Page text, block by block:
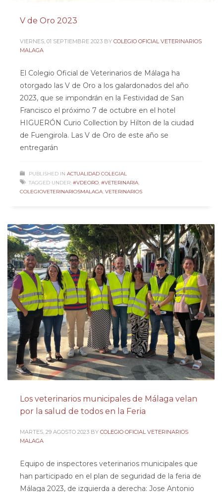
V de Oro 2023
VIERNES, 01 SEPTIEMBRE 2023 BY COLEGIO OFICIAL VETERINARIOS
MALAGA
El Colegio Oficial de Veterinarios de Málaga ha
otorgado las V de Oro a los galardonados del año
2023, que se impondrán en la Festividad de San
Francisco el próximo 7 de octubre en el hotel
HIGUERÓN Curio Collection by Hilton de la ciudad
de Fuengirola. Las V de Oro de este año se
entregarán
PUBLISHED IN ACTUALIDAD COLEGIAL
TAGGED UNDER: #VDEORO, #VETERINARIA,
COLEGIOVETERINARIOSMALAGA, VETERINARIOS
Los veterinarios municipales de Málaga velan
por la salud de todos en la Feria
MARTES, 29 AGOSTO 2023 BY COLEGIO OFICIAL VETERINARIOS
MALAGA
Equipo de inspectores veterinarios municipales que
han participado en el plan de seguridad de la feria de
Málaga 2023, de izquierda a derecha: Jose Antonio